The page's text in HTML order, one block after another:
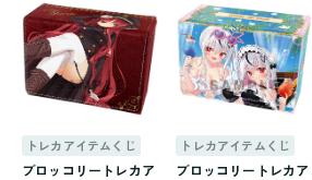
トレカアイテムくじ
ブロッコリートレカア
トレカアイテムくじ
ブロッコリートレカア